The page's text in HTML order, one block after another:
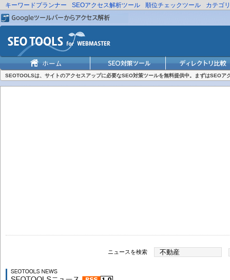
キーワードプランナー SEOアクセス解析ツール 順位チェックツール カテゴ
SEOTOOLSは、サイトのアクセスアップに必要なSEO対策ツールを無料提供中。まずはSEOア
ニュースを検索